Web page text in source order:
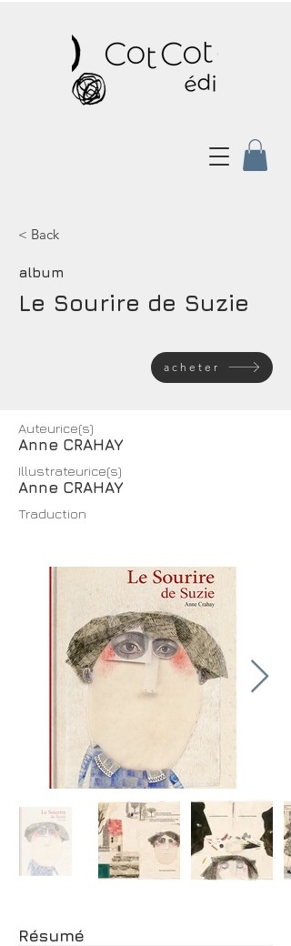
< Back
album
Le Sourire de Suzie
acheter
Auteurice(s)
Anne CRAHAY
Illustrateurice(s)
Anne CRAHAY
Traduction
Résumé